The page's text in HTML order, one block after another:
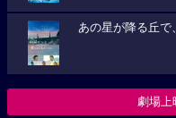
あの星が降る丘で
劇場上